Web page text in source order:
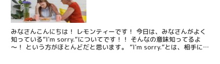
みなさんこんにちは！ レモンティーです！ 今日は、みなさんがよく
知っている”I'm sorry.”についてです！！ そんなの意味知ってるよ
～！ という方がほとんどだと思います。 ”I'm sorry.”とは、相手に